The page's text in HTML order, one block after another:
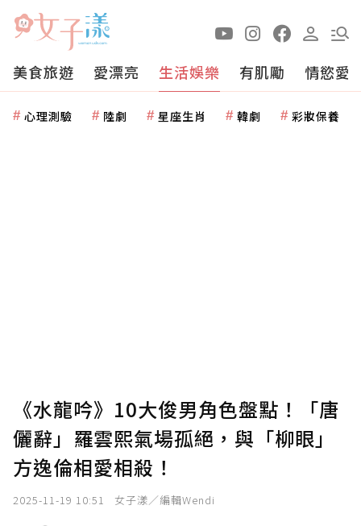
美食旅遊 愛漂亮 生活娛樂 有肌勵 情慾愛
心理測驗 陸劇 星座生肖 韓劇 彩妝保養
《水龍吟》10大俊男角色盤點！「唐
儷辭」羅雲熙氣場孤絕，與「柳眼」
方逸倫相愛相殺！
2025-11-19 10:51 女子漾／編輯Wendi